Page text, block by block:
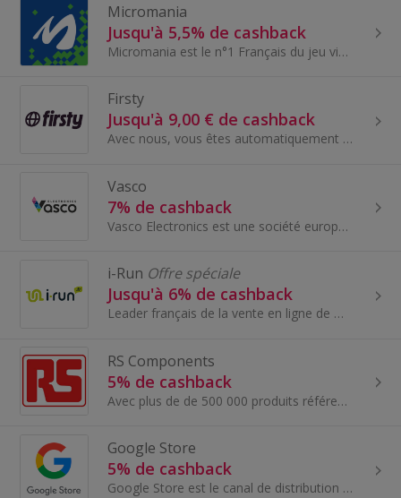
Micromania
Jusqu'à 5,5% de cashback
Micromania est le n°1 Français du jeu vidéo avec plus de 280 magasins dans tout le pays. Notre boutique en ligne permettra à vos internautes de re...
Firsty
Jusqu'à 9,00 € de cashback
Avec nous, vous êtes automatiquement connecté à tous les fournisseurs de la planète. Un monde, une connexion. Parce que si vous nous demandez, la c...
Vasco
7% de cashback
Vasco Electronics est une société européenne leader mondial dans le marché des traducteurs électroniques. Nous concevons et fabriquons nous même le...
i-Run Offre spéciale
Jusqu'à 6% de cashback
Leader français de la vente en ligne de matériel de running, i-Run.fr bénéficie d'une notoriété inégalée auprès des runners.
RS Components
5% de cashback
Avec plus de de 500 000 produits référencés, RS Components se positionne comme le distributeur incontournable en composants électroniques et fourni...
Google Store
5% de cashback
Google Store est le canal de distribution de Google Hardware qui occupe une position unique pour entretenir une relation directe avec chaque client...